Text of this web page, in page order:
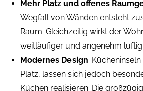
Mehr Platz und offenes
Wegfall von Wänden entsteht
Raum. Gleichzeitig wirkt der
weitläufiger und angenehm luftig.
Modernes Design:
Platz, lassen sich jedoch
Küchen realisieren. Die